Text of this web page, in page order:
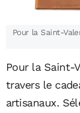
Pour la Saint-
Pour la Saint-
travers le
artisanaux.